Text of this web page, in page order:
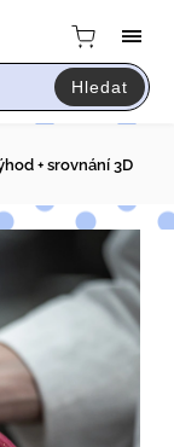
Hledat
+ srovnání 3D